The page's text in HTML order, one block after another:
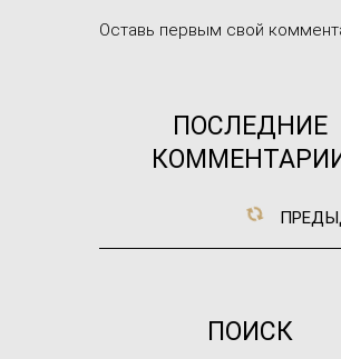
Оставь первым свой
ПОСЛЕДНИЕ
ПОИСК